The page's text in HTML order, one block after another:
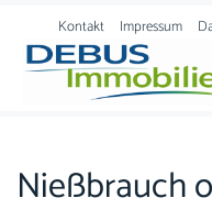
Skip to content
Kontakt Impressum
Nießbrauch